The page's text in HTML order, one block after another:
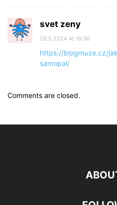
svet zeny
28.5.2024 At 19:36
https://blogmuze.cz/
samopal/
Comments are closed.